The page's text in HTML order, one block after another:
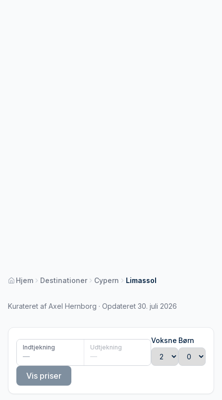
Hjem Destinationer Cypern Limassol
Kurateret af Axel Hernborg · Opdateret 30. juli 2026
Indtjekning
—
Udtjekning
—
Voksne Børn
Vis priser